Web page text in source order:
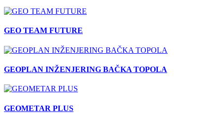
GEO TEAM FUTURE
GEOPLAN INŽENJERING BAČKA TOPOLA
GEOMETAR PLUS